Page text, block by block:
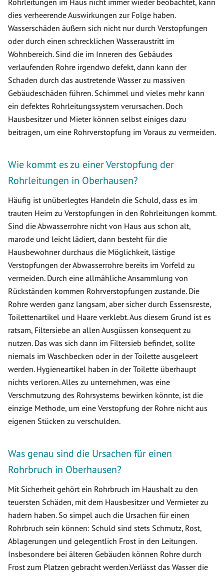
Rohrleitungen im Haus nicht immer wieder beobachtet, kann
dies verheerende Auswirkungen zur Folge haben.
Wasserschäden äußern sich nicht nur durch Verstopfungen
oder durch einen schrecklichen Wasseraustritt im
Wohnbereich. Sind die im Inneren des Gebäudes
verlaufenden Rohre irgendwo defekt, dann kann der
Schaden durch das austretende Wasser zu massiven
Gebäudeschäden führen. Schimmel und vieles mehr kann
ein defektes Rohrleitungssystem verursachen. Doch
Hausbesitzer und Mieter können selbst einiges dazu
beitragen, um eine Rohrverstopfung im Voraus zu vermeiden.
Wie kommt es zu einer Verstopfung der
Rohrleitungen in Oberhausen?
Häufig ist unüberlegtes Handeln die Schuld, dass es im
trauten Heim zu Verstopfungen in den Rohrleitungen kommt.
Sind die Abwasserrohre nicht von Haus aus schon alt,
marode und leicht lädiert, dann besteht für die
Hausbewohner durchaus die Möglichkeit, lästige
Verstopfungen der Abwasserrohre bereits im Vorfeld zu
vermeiden. Durch eine allmähliche Ansammlung von
Rückständen kommen Rohrverstopfungen zustande. Die
Rohre werden ganz langsam, aber sicher durch Essensreste,
Toilettenartikel und Haare verklebt. Aus diesem Grund ist es
ratsam, Filtersiebe an allen Ausgüssen konsequent zu
nutzen. Das was sich dann im Filtersieb befindet, sollte
niemals im Waschbecken oder in der Toilette ausgeleert
werden. Hygieneartikel haben in der Toilette überhaupt
nichts verloren. Alles zu unternehmen, was eine
Verschmutzung des Rohrsystems bewirken könnte, ist die
einzige Methode, um eine Verstopfung der Rohre nicht aus
eigenen Stücken zu verschulden.
Was genau sind die Ursachen für einen
Rohrbruch in Oberhausen?
Mit Sicherheit gehört ein Rohrbruch im Haushalt zu den
teuersten Schäden, mit dem Hausbesitzer und Vermieter zu
hadern haben. So simpel auch die Ursachen für einen
Rohrbruch sein können: Schuld sind stets Schmutz, Rost,
Ablagerungen und gelegentlich Frost in den Leitungen.
Insbesondere bei älteren Gebäuden können Rohre durch
Frost zum Platzen gebracht werden.Verlässt das Wasser die